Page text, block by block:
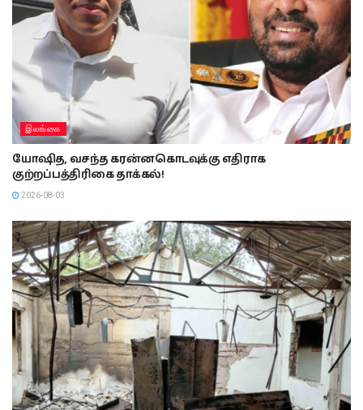
இலங்கை
யோஷித, வசந்த கரன்னகொடவுக்கு எதிராக
குற்றப்பத்திரிகை தாக்கல்!
2026-08-03